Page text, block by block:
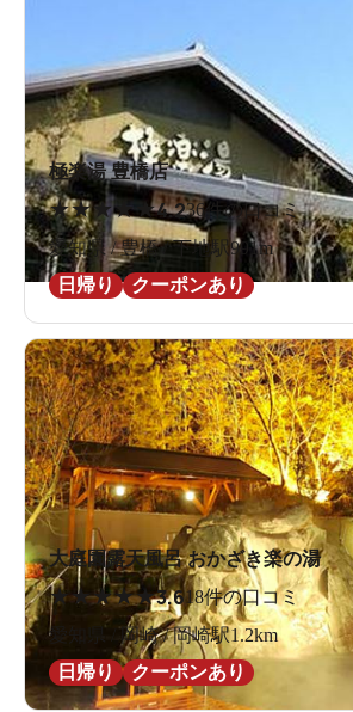
極楽湯 豊橋店
★★★★★4.236件の口コミ
愛知県 / 豊橋 / 下地駅991m
日帰り
クーポンあり
大庭園露天風呂 おかざき楽の湯
★★★★★3.618件の口コミ
愛知県 / 岡崎 / 岡崎駅1.2km
日帰り
クーポンあり